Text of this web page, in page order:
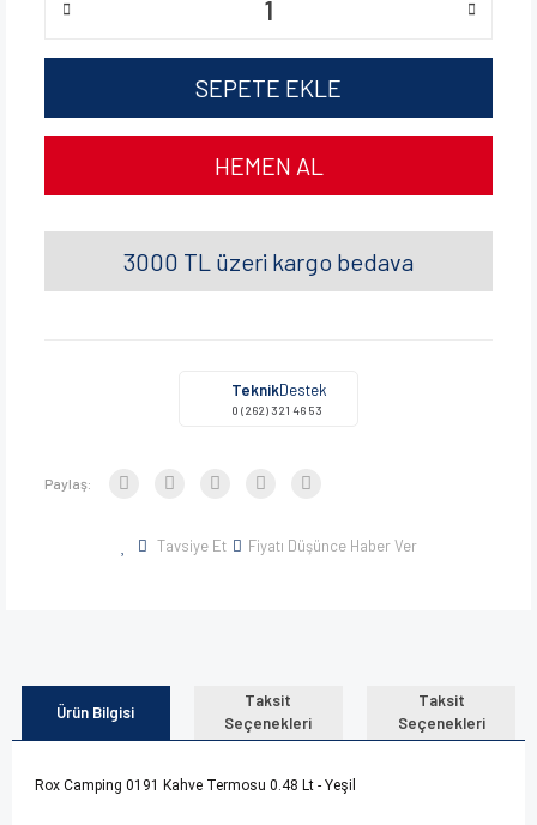
SEPETE EKLE
HEMEN AL
3000 TL üzeri kargo bedava
TeknikDestek
0 (262) 321 46 53
Paylaş:
Tavsiye Et Fiyatı Düşünce Haber Ver
Ürün Bilgisi
Taksit
Seçenekleri
Taksit
Seçenekleri
Rox Camping 0191 Kahve Termosu 0.48 Lt - Yeşil